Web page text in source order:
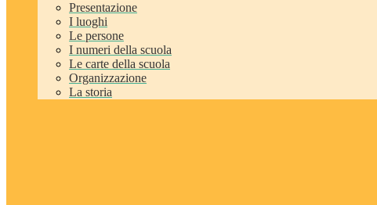
Presentazione
I luoghi
Le persone
I numeri della scuola
Le carte della scuola
Organizzazione
La storia